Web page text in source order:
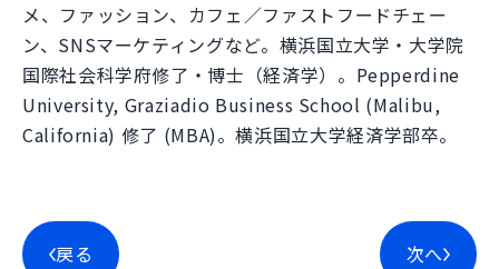
メ、ファッション、カフェ／ファストフードチェー
ン、SNSマーケティングなど。横浜国立大学・大学院
国際社会科学府修了・博士（経済学）。Pepperdine
University, Graziadio Business School (Malibu,
California) 修了 (MBA)。横浜国立大学経済学部卒。
戻る 次へ